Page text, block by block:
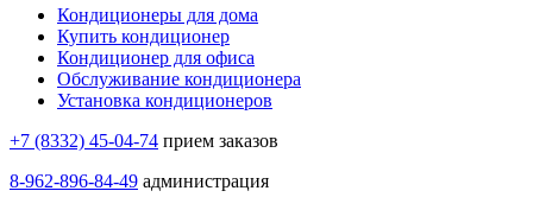
Кондиционеры для дома
Купить кондиционер
Кондиционер для офиса
Обслуживание кондиционера
Установка кондиционеров
+7 (8332) 45-04-74 прием заказов
8-962-896-84-49 администрация